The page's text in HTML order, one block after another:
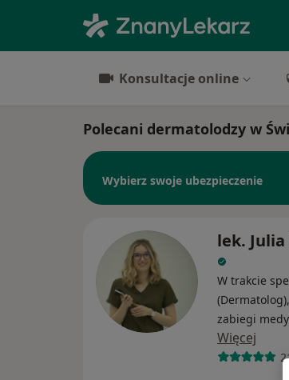
Konsultacje online
Polecani dermatolodzy w
Wybierz swoje ubezpieczenie
lek.
W trakcie
zabiegi
Więcej